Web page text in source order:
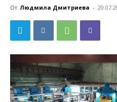
От Людмила Дмитриева -